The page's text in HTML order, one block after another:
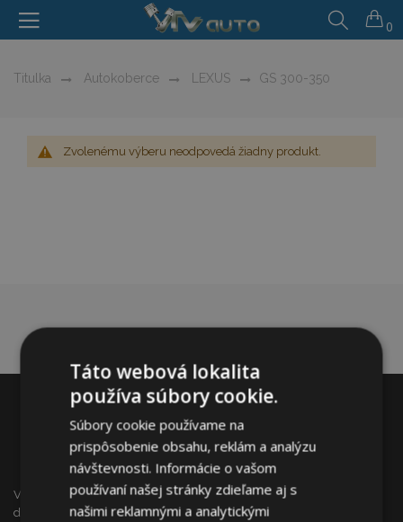
0
Titulka Autokoberce LEXUS GS 300-350
Zvolenému výberu neodpovedá žiadny produkt.
VTVauto je maloobchodným predajcom a veľkoobchodným
dodávateľom autopríslušenstva a autodoplnkov na
Táto webová lokalita
používa súbory cookie.
Súbory cookie používame na
prispôsobenie obsahu, reklám a analýzu
návštevnosti. Informácie o vašom
používaní našej stránky zdieľame aj s
našimi reklamnými a analytickými